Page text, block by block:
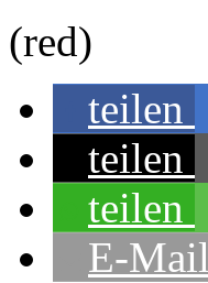
(red)
teilen
teilen
teilen
E-Mail